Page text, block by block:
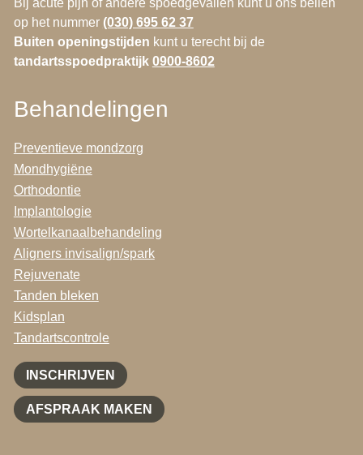
Bij acute pijn of andere spoedgevallen kunt u ons bellen
op het nummer (030) 695 62 37
Buiten openingstijden kunt u terecht bij de
tandartsspoedpraktijk 0900-8602
Behandelingen
Preventieve mondzorg
Mondhygiëne
Orthodontie
Implantologie
Wortelkanaalbehandeling
Aligners invisalign/spark
Rejuvenate
Tanden bleken
Kidsplan
Tandartscontrole
INSCHRIJVEN
AFSPRAAK MAKEN